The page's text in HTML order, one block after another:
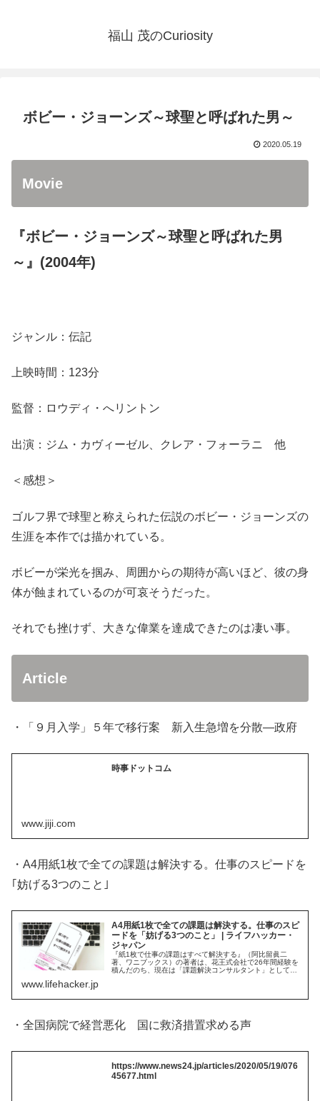
福山 茂のCuriosity
ボビー・ジョーンズ～球聖と呼ばれた男～
2020.05.19
Movie
『ボビー・ジョーンズ～球聖と呼ばれた男
～』(2004年)
ジャンル：伝記
上映時間：123分
監督：ロウディ・へリントン
出演：ジム・カヴィーゼル、クレア・フォーラニ 他
＜感想＞
ゴルフ界で球聖と称えられた伝説のボビー・ジョーンズの
生涯を本作では描かれている。
ボビーが栄光を掴み、周囲からの期待が高いほど、彼の身
体が蝕まれているのが可哀そうだった。
それでも挫けず、大きな偉業を達成できたのは凄い事。
Article
・「９月入学」５年で移行案 新入生急増を分散―政府
時事ドットコム
www.jiji.com
・A4用紙1枚で全ての課題は解決する。仕事のスピードを
｢妨げる3つのこと｣
A4用紙1枚で全ての課題は解決する。仕事のスピ
ードを「妨げる3つのこと」 | ライフハッカー・
ジャパン
『紙1枚で仕事の課題はすべて解決する』（阿比留眞二
著、ワニブックス）の著者は、花王式会社で26年間経験を
積んだのち、現在は「課題解決コンサルタント」として活
www.lifehacker.jp
・全国病院で経営悪化 国に救済措置求める声
https://www.news24.jp/articles/2020/05/19/076
45677.html